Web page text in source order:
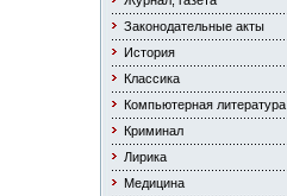
Законодательные акты
История
Классика
Компьютерная литература
Криминал
Лирика
Медицина